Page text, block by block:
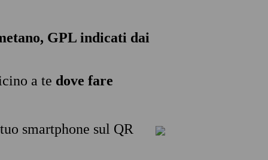
GPL indicati dai
a te dove fare
smartphone sul QR